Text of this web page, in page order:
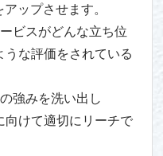
ップさせます。
ビスがどんな立ち位
な評価をされている
強みを洗い出し
けて適切にリーチで